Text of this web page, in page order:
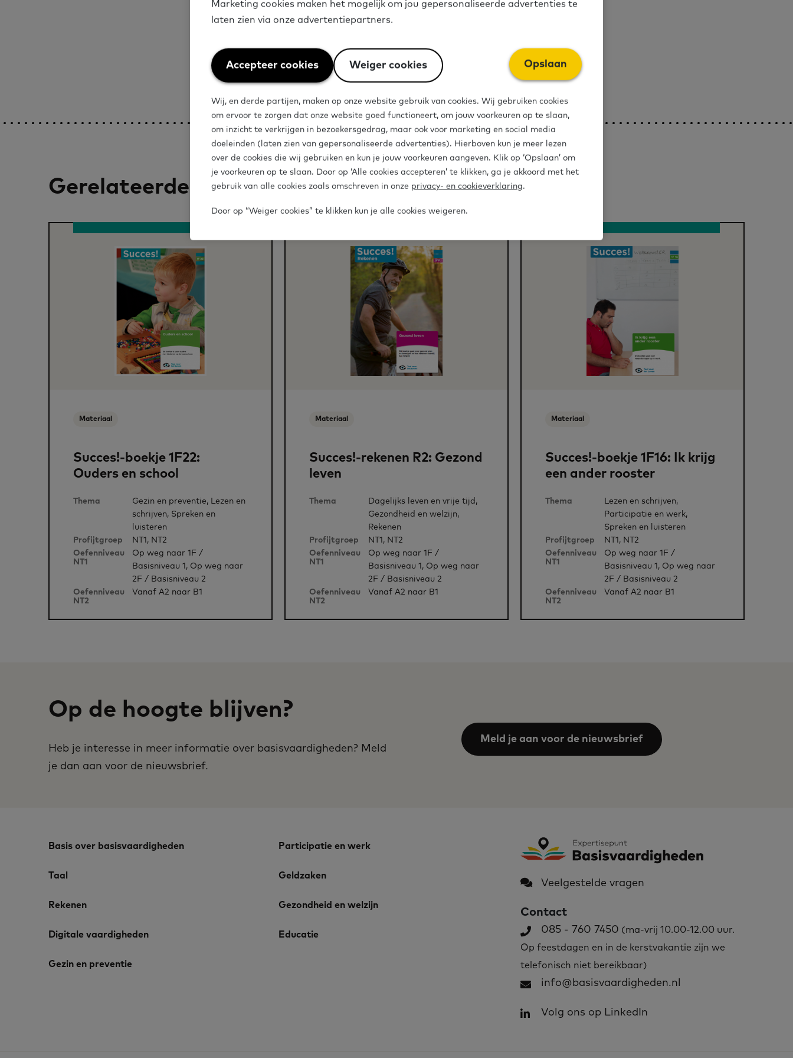
Deel op social media Deel op Twitter
Deel op Facebook
Deel op LinkedIn
Gerelateerde artikelen
Materiaal
Succes!-boekje 1F22:
Ouders en school
Thema
Gezin en preventie, Lezen en
schrijven, Spreken en
luisteren
Profijtgroep
NT1, NT2
Oefenniveau
NT1
Op weg naar 1F /
Basisniveau 1, Op weg naar
2F / Basisniveau 2
Oefenniveau
NT2
Vanaf A2 naar B1
Materiaal
Succes!-rekenen R2: Gezond
leven
Thema
Dagelijks leven en vrije tijd,
Gezondheid en welzijn,
Rekenen
Profijtgroep
NT1, NT2
Oefenniveau
NT1
Op weg naar 1F /
Basisniveau 1, Op weg naar
2F / Basisniveau 2
Oefenniveau
NT2
Vanaf A2 naar B1
Materiaal
Succes!-boekje 1F16: Ik krijg
een ander rooster
Thema
Lezen en schrijven,
Participatie en werk,
Spreken en luisteren
Profijtgroep
NT1, NT2
Oefenniveau
NT1
Op weg naar 1F /
Basisniveau 1, Op weg naar
2F / Basisniveau 2
Oefenniveau
NT2
Vanaf A2 naar B1
Op de hoogte blijven?
Heb je interesse in meer informatie over basisvaardigheden? Meld
je dan aan voor de nieuwsbrief.
Meld je aan voor de nieuwsbrief
Basis over basisvaardigheden Participatie en werk
Taal Geldzaken
Rekenen Gezondheid en welzijn
Digitale vaardigheden Educatie
Gezin en preventie
Veelgestelde vragen
Contact
085 - 760 7450 (ma-vrij 10.00-12.00 uur.
Op feestdagen en in de kerstvakantie zijn we
telefonisch niet bereikbaar)
info@basisvaardigheden.nl
Volg ons op LinkedIn
Marketing cookies maken het mogelijk om jou gepersonaliseerde advertenties te
laten zien via onze advertentiepartners.
Accepteer cookies Weiger cookies Opslaan
Weiger
cookies
Wij, en derde partijen, maken op onze website gebruik van cookies. Wij gebruiken cookies
om ervoor te zorgen dat onze website goed functioneert, om jouw voorkeuren op te slaan,
om inzicht te verkrijgen in bezoekersgedrag, maar ook voor marketing en social media
doeleinden (laten zien van gepersonaliseerde advertenties). Hierboven kun je meer lezen
over de cookies die wij gebruiken en kun je jouw voorkeuren aangeven. Klik op ‘Opslaan’ om
je voorkeuren op te slaan. Door op ‘Alle cookies accepteren’ te klikken, ga je akkoord met het
gebruik van alle cookies zoals omschreven in onze privacy- en cookieverklaring.
Door op “Weiger cookies” te klikken kun je alle cookies weigeren.